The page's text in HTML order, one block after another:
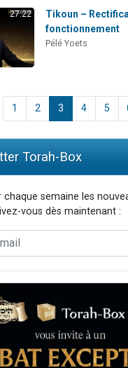
27:22
Tikoun –
fonctionnement
Pélé Yoets
1 2 3 4 5
Torah-Box
chaque semaine les
vous dès maintenant :